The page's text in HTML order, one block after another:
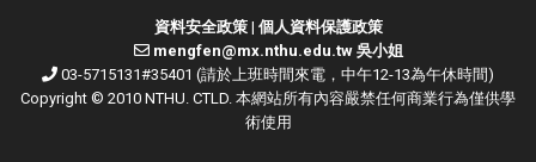
資料安全政策| 個人資料保護政策
mengfen@mx.nthu.edu.tw 吳小姐
03-5715131#35401 (請於上班時間來電，中午12-13為午休時間)
Copyright © 2010 NTHU. CTLD. 本網站所有內容嚴禁任何商業行為僅供學
術使用